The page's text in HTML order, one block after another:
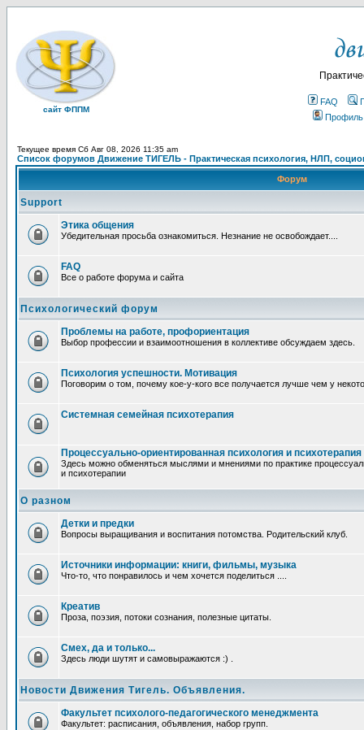
сайт ФППМ
FAQ
Профиль
Текущее время Сб Авг 08, 2026 11:35 am
Список форумов Движение ТИГЕЛЬ - Практическая психология, НЛП,
Форум
Support
Этика общения
Убедительная просьба ознакомиться. Незнание не освобождает....
FAQ
Все о работе форума и сайта
Психологический форум
Проблемы на работе, профориентация
Выбор профессии и взаимоотношения в коллективе обсуждаем здесь.
Психология успешности. Мотивация
Поговорим о том, почему кое-у-кого все получается лучше чем у
Системная семейная психотерапия
Процессуально-ориентированная психология и психотерапия
Здесь можно обменяться мыслями и мнениями по практике
и психотерапии
О разном
Детки и предки
Вопросы выращивания и воспитания потомства. Родительский клуб.
Источники информации: книги, фильмы, музыка
Что-то, что понравилось и чем хочется поделиться ....
Креатив
Проза, поэзия, потоки сознания, полезные цитаты.
Смех, да и только...
Здесь люди шутят и самовыражаются :) .
Новости Движения Тигель. Объявления.
Факультет психолого-педагогического менеджмента
Факультет: расписания, объявления, набор групп.